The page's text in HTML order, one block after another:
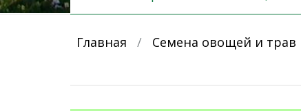
content
Главная / Семена овощей и трав